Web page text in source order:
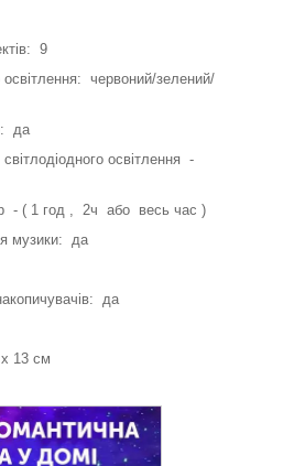
9
освітлення: червоний/зелений/
да
освітлення -
- ( 1 год , 2ч або весь час )
музики: да
да
13 см